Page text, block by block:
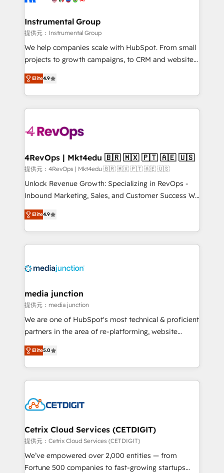
agency for a growth problem. Hire a partner built to
Premier Partner 2023 🌟5 HubSpot Accreditations 🌟
Won HubSpot Theme Challenge 2021 🌟INBOUND’19
HubSpot Rising Star Why us? Harnessing the full
potential of the powerful HubSpot CRM. ✔️A team of
HubSpot experience ✔️Flexible pricing models —
Hourly-fee (assigned one Dedicated HubSpot
requirement). ✔️Helped over 25,000+ customers so
far with our HubSpot solutions. ✔️Bespoke apps &
on-demand bundle services. Connect with us today!
Instrumental Group
提供元：Instrumental Group
We help companies scale with HubSpot. From small
projects to growth campaigns, to CRM and websites.
Hire an agency that's experienced in every inch of
HubSpot and willing to work hand-in-hand with your
team to simplify the complex and build a better
experience for your team and customers.
Elite4.9
4RevOps | Mkt4edu 🇧🇷 🇲🇽 🇵🇹 🇦🇪 🇺🇸
提供元：4RevOps | Mkt4edu 🇧🇷 🇲🇽 🇵🇹 🇦🇪 🇺🇸
Unlock Revenue Growth: Specializing in RevOps -
Inbound Marketing, Sales, and Customer Success We
specialize in driving revenue growth for companies
across industries through tailored marketing, sales,
and customer success strategies, utilizing RevOps
methodologies. As Latin America's largest HubSpot
offer unparalleled insights. Operating in five
Mexico, USA, and Portugal—we've executed over a
hundred successful operations. Our approach,
rooted in RevOps principles, integrates analysis,
training, planning, and qualification. Leveraging
inbound marketing tactics, we focus on
understanding, nurturing, and converting leads.
competitive market.
Elite4.9
media junction
提供元：media junction
We are one of HubSpot's most technical & proficient
partners in the area of re-platforming, website
design & development. We specialize in multi-hub
implementations for mid-market & enterprise
companies. We are woman-owned, powered by
coffee, and we ❤️ dogs. We produce award-winning
Impact Award 🏆2022 Technical Expertise Impact
Award 🏆2020 Elite Solutions Partner 🏆2019
Integrations HubSpot Impact Award 🏆2019
Marketing Enablement HubSpot Impact Award 🏆
2018 Website Design HubSpot Impact Award 🏆2017
Elite5.0
Cetrix Cloud Services (CETDIGIT)
提供元：Cetrix Cloud Services (CETDIGIT)
We’ve empowered over 2,000 entities — from
Fortune 500 companies to fast-growing startups